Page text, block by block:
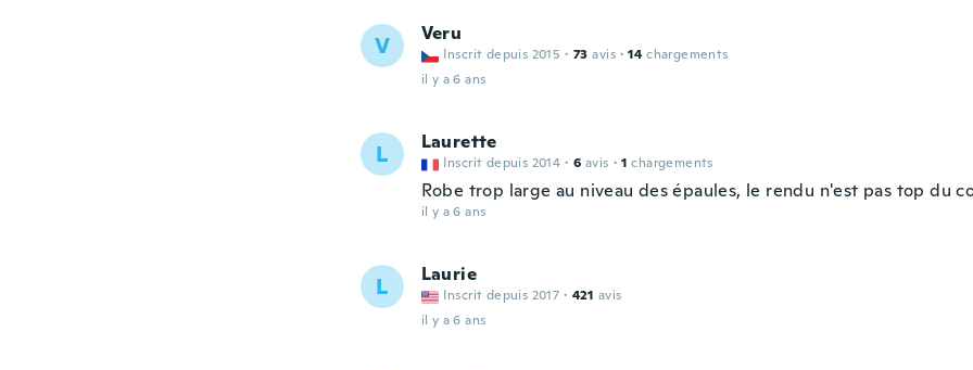
V Veru
Inscrit depuis 2015 · 73 avis · 14 chargements
il y a 6 ans
L Laurette
Inscrit depuis 2014 · 6 avis · 1 chargements
Robe trop large au niveau des épaules, le rendu n'est pas top du
il y a 6 ans
L Laurie
Inscrit depuis 2017 · 421 avis
il y a 6 ans